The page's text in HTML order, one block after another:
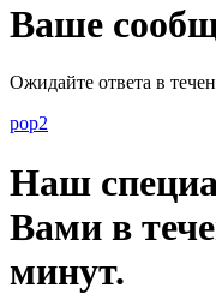
Ваше
Ожидайте ответа в
pop2
Наш
Вами в
минут.